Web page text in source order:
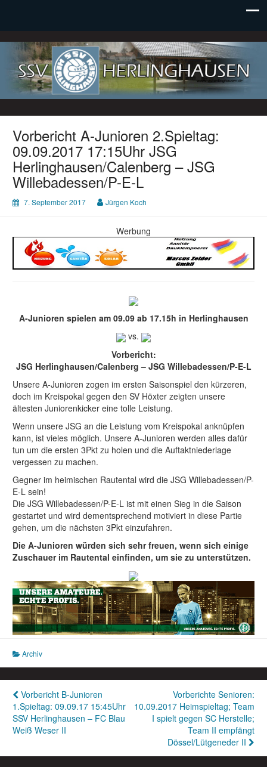
SSV Herlinghausen e. V.
Vorbericht A-Junioren 2.Spieltag:
09.09.2017 17:15Uhr JSG
Herlinghausen/Calenberg – JSG
Willebadessen/P-E-L
7. September 2017 Jürgen Koch
Werbung
A-Junioren spielen am 09.09 ab 17.15h in Herlinghausen
vs.
Vorbericht:
JSG Herlinghausen/Calenberg – JSG Willebadessen/P-E-L
Unsere A-Junioren zogen im ersten Saisonspiel den kürzeren,
doch im Kreispokal gegen den SV Höxter zeigten unsere
ältesten Juniorenkicker eine tolle Leistung.
Wenn unsere JSG an die Leistung vom Kreispokal anknüpfen
kann, ist vieles möglich. Unsere A-Junioren werden alles dafür
tun um die ersten 3Pkt zu holen und die Auftaktniederlage
vergessen zu machen.
Gegner im heimischen Rautental wird die JSG Willebadessen/P-
E-L sein!
Die JSG Willebadessen/P-E-L ist mit einen Sieg in die Saison
gestartet und wird dementsprechend motiviert in diese Partie
gehen, um die nächsten 3Pkt einzufahren.
Die A-Junioren würden sich sehr freuen, wenn sich einige
Zuschauer im Rautental einfinden, um sie zu unterstützen.
Archiv
Beitragsnavigation
Vorbericht B-Junioren
1.Spieltag: 09.09.17 15:45Uhr
SSV Herlinghausen – FC Blau
Weiß Weser II
Vorberichte Senioren:
10.09.2017 Heimspieltag; Team
I spielt gegen SC Herstelle;
Team II empfängt
Dössel/Lütgeneder II